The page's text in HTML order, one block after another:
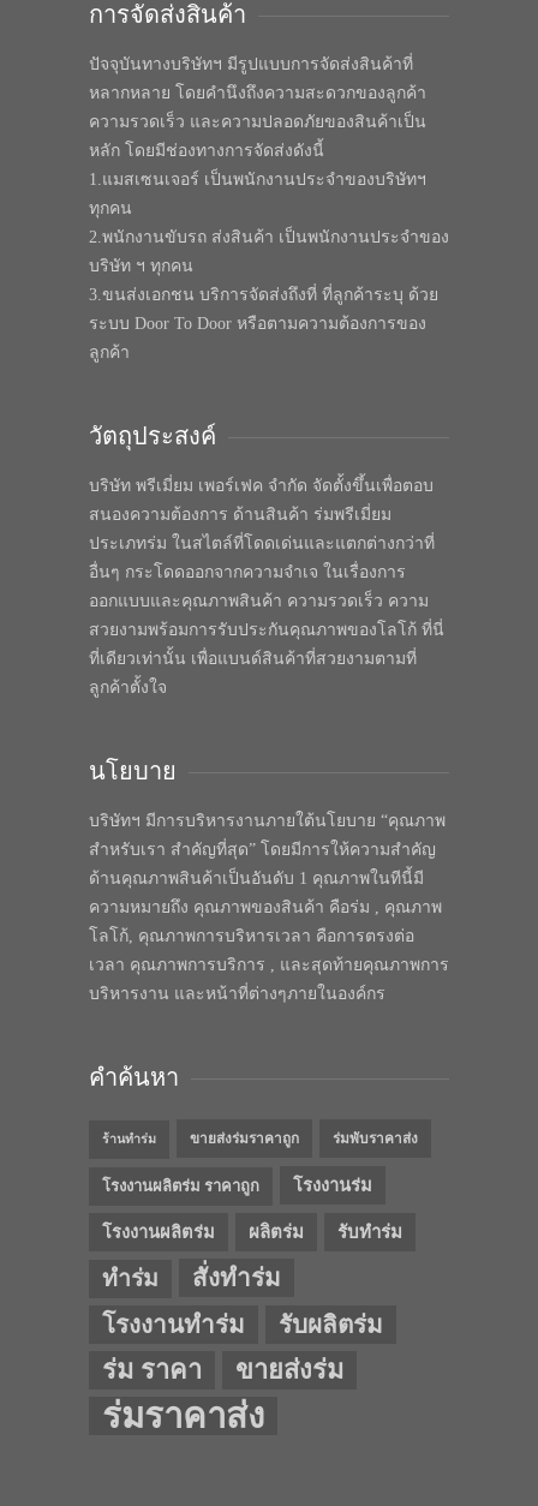
การจัดส่งสินค้า
ปัจจุบันทางบริษัทฯ มีรูปแบบการจัดส่งสินค้าที่
หลากหลาย โดยคำนึงถึงความสะดวกของลูกค้า
ความรวดเร็ว และความปลอดภัยของสินค้าเป็น
หลัก โดยมีช่องทางการจัดส่งดังนี้
1.แมสเซนเจอร์ เป็นพนักงานประจำของบริษัทฯ
ทุกคน
2.พนักงานขับรถ ส่งสินค้า เป็นพนักงานประจำของ
บริษัท ฯ ทุกคน
3.ขนส่งเอกชน บริการจัดส่งถึงที่ ที่ลูกค้าระบุ ด้วย
ระบบ Door To Door หรือตามความต้องการของ
ลูกค้า
วัตถุประสงค์
บริษัท พรีเมี่ยม เพอร์เฟค จำกัด จัดตั้งขึ้นเพื่อตอบ
สนองความต้องการ ด้านสินค้า ร่มพรีเมี่ยม
ประเภทร่ม ในสไตล์ที่โดดเด่นและแตกต่างกว่าที่
อื่นๆ กระโดดออกจากความจำเจ ในเรื่องการ
ออกแบบและคุณภาพสินค้า ความรวดเร็ว ความ
สวยงามพร้อมการรับประกันคุณภาพของโลโก้ ที่นี่
ที่เดียวเท่านั้น เพื่อแบนด์สินค้าที่สวยงามตามที่
ลูกค้าตั้งใจ
นโยบาย
บริษัทฯ มีการบริหารงานภายใต้นโยบาย “คุณภาพ
สำหรับเรา สำคัญที่สุด” โดยมีการให้ความสำคัญ
ด้านคุณภาพสินค้าเป็นอันดับ 1 คุณภาพในทีนี้มี
ความหมายถึง คุณภาพของสินค้า คือร่ม , คุณภาพ
โลโก้, คุณภาพการบริหารเวลา คือการตรงต่อ
เวลา คุณภาพการบริการ , และสุดท้ายคุณภาพการ
บริหารงาน และหน้าที่ต่างๆภายในองค์กร
คำค้นหา
ร้านทำร่ม ขายส่งร่มราคาถูก ร่มพับราคาส่ง
โรงงานผลิตร่ม ราคาถูก โรงงานร่ม
โรงงานผลิตร่ม ผลิตร่ม รับทำร่ม
ทำร่ม
สั่งทำร่ม
โรงงานทำร่ม
รับผลิตร่ม
ร่ม ราคา ขายส่งร่ม
ร่มราคาส่ง